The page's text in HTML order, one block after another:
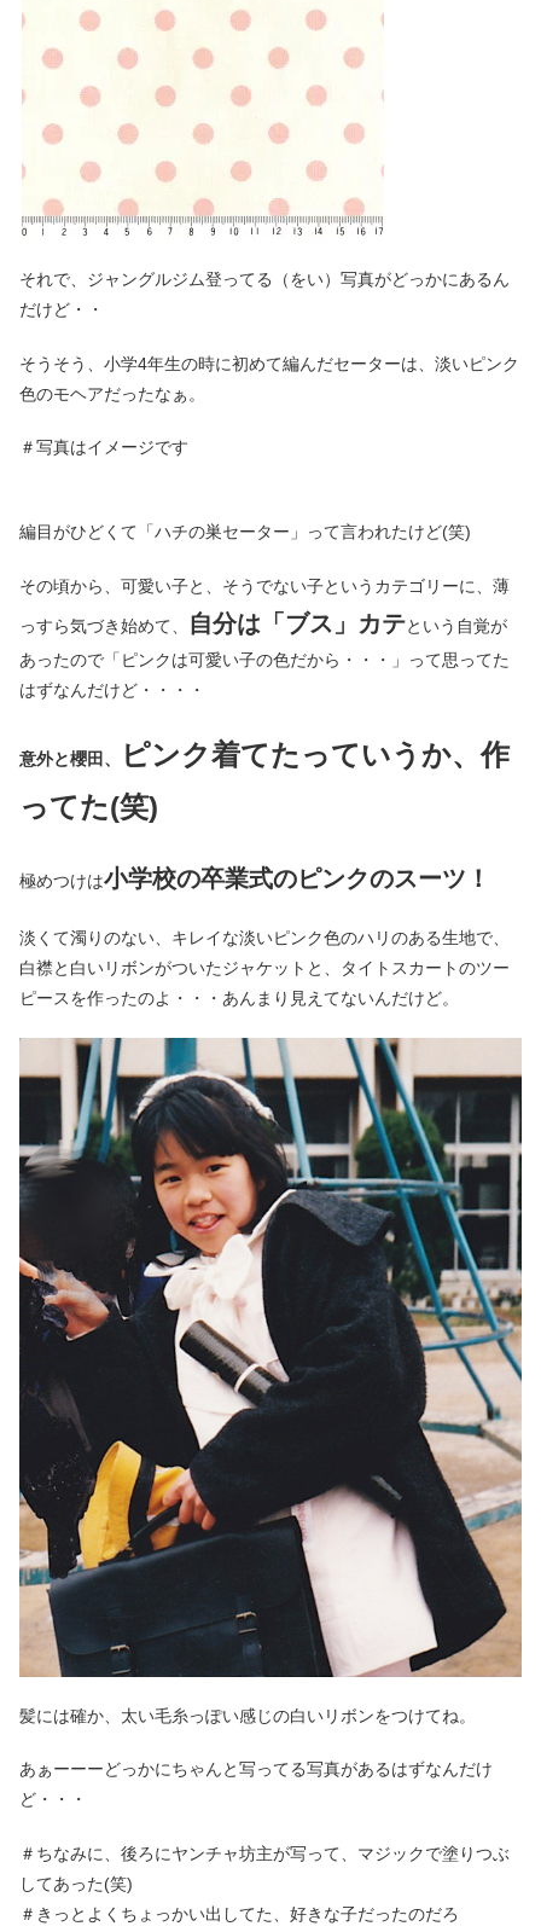
それで、ジャングルジム登ってる（をい）写真がどっかにあるん
だけど・・
そうそう、小学4年生の時に初めて編んだセーターは、淡いピンク
色のモヘアだったなぁ。
＃写真はイメージです
編目がひどくて「ハチの巣セーター」って言われたけど(笑)
その頃から、可愛い子と、そうでない子というカテゴリーに、薄
っすら気づき始めて、 自分は「ブス」カテという自覚が
あったので「ピンクは可愛い子の色だから・・・」って思ってた
はずなんだけど・・・・
意外と櫻田、
ピンク着てたっていうか、作
ってた(笑)
極めつけは小学校の卒業式のピンクのスーツ！
淡くて濁りのない、キレイな淡いピンク色のハリのある生地で、
白襟と白いリボンがついたジャケットと、タイトスカートのツー
ピースを作ったのよ・・・あんまり見えてないんだけど。
髪には確か、太い毛糸っぽい感じの白いリボンをつけてね。
あぁーーーどっかにちゃんと写ってる写真があるはずなんだけ
ど・・・
＃ちなみに、後ろにヤンチャ坊主が写って、マジックで塗りつぶ
してあった(笑)
＃きっとよくちょっかい出してた、好きな子だったのだろ